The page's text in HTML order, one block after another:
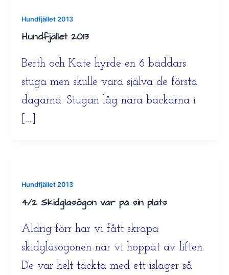
Hundfjället 2013
Hundfjället 2013
Berth och Kate hyrde en 6 bäddars
stuga men skulle vara själva de första
dagarna. Stugan låg nära backarna i
[…]
Hundfjället 2013
4/2 Skidglasögon var på sin plats
Aldrig förr har vi fått skrapa
skidglasögonen när vi hoppat av liften.
De var helt täckta med ett islager så